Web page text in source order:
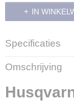
IN
Specificaties
Productcode
700308
EAN code
7391883594803
Omschrijving